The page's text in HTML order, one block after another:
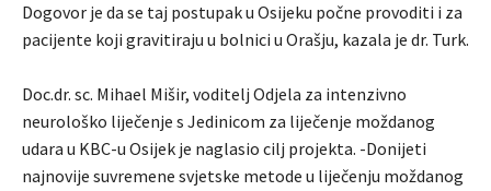
Dogovor je da se taj postupak u Osijeku počne provoditi i za
pacijente koji gravitiraju u bolnici u Orašju, kazala je dr. Turk.
Doc.dr. sc. Mihael Mišir, voditelj Odjela za intenzivno
neurološko liječenje s Jedinicom za liječenje moždanog
udara u KBC-u Osijek je naglasio cilj projekta. -Donijeti
najnovije suvremene svjetske metode u liječenju moždanog